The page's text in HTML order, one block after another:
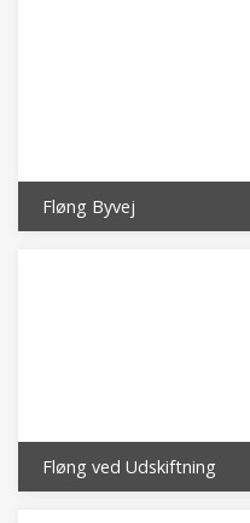
Fløng Byvej
Fløng ved Udskiftning